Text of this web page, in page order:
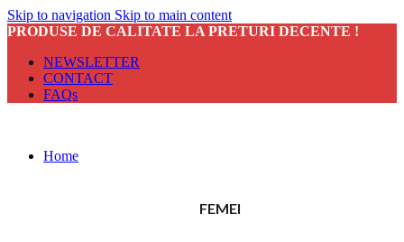
Skip to navigation Skip to main content
PRODUSE DE CALITATE LA PRETURI DECENTE !
NEWSLETTER
CONTACT
FAQs
Home
FEMEI